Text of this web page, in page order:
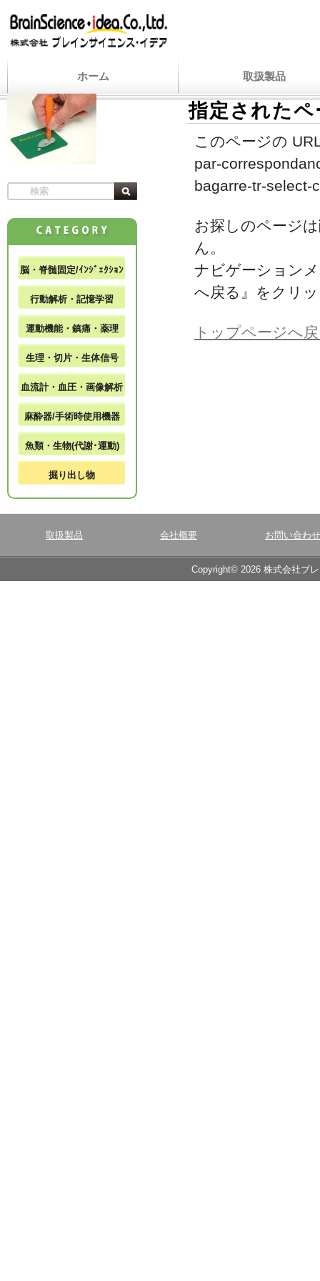
ホーム 取扱製品
指定された
このページの
par-
bagarre-tr-select-
お探しのページ
ん。
ナビゲーション
へ戻る』をクリ
トップページへ
脳・脊髄固定/ｲﾝｼﾞｪｸｼｮﾝ
行動解析・記憶学習
運動機能・鎮痛・薬理
生理・切片・生体信号
血流計・血圧・画像解析
麻酔器/手術時使用機器
魚類・生物(代謝･運動)
掘り出し物
取扱製品 会社概要 お問い合わせ
Copyright© 2026 株式会社ブ